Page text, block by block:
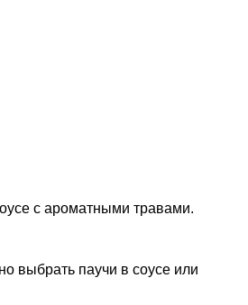
с ароматными травами.
выбрать паучи в соусе или